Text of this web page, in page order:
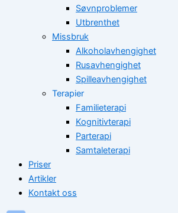
Søvnproblemer
Utbrenthet
Missbruk
Alkoholavhengighet
Rusavhengighet
Spilleavhengighet
Terapier
Familieterapi
Kognitivterapi
Parterapi
Samtaleterapi
Priser
Artikler
Kontakt oss